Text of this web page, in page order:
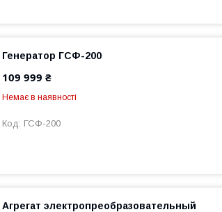
Генератор ГСФ-200
109 999 ₴
Немає в наявності
ГСФ-200
Агрегат электропреобразовательный